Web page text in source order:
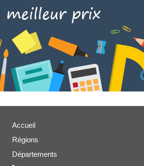
Accueil
Régions
Départements